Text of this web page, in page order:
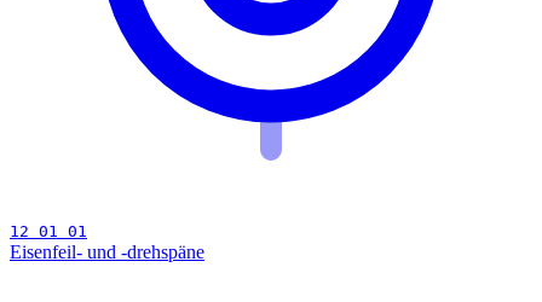
12 01 01
Eisenfeil- und -drehspäne